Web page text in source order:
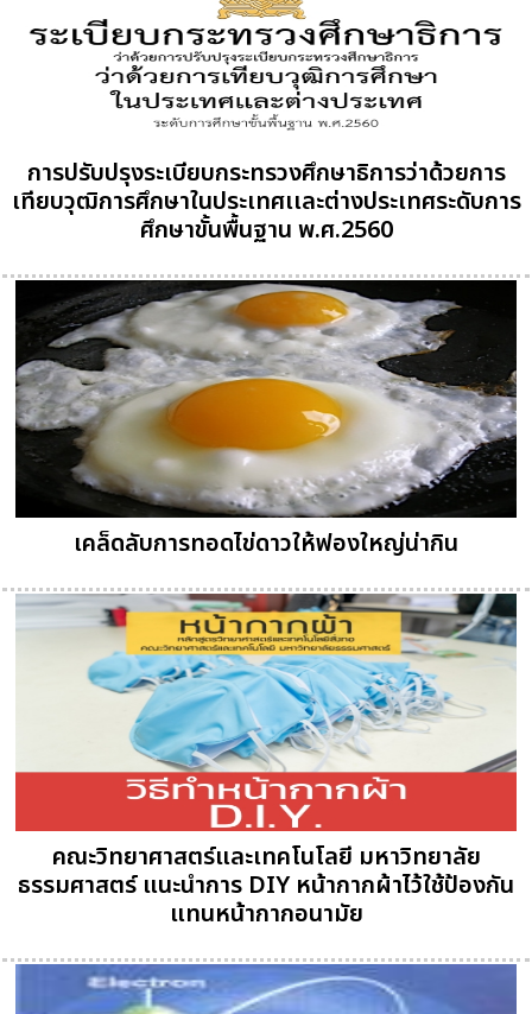
การปรับปรุงระเบียบกระทรวงศึกษาธิการว่าด้วยการ
เทียบวุฒิการศึกษาในประเทศเเละต่างประเทศระดับการ
ศึกษาขั้นพื้นฐาน พ.ศ.2560
เคล็ดลับการทอดไข่ดาวให้ฟองใหญ่น่ากิน
คณะวิทยาศาสตร์และเทคโนโลยี มหาวิทยาลัย
ธรรมศาสตร์ แนะนำการ DIY หน้ากากผ้าไว้ใช้ป้องกัน
แทนหน้ากากอนามัย